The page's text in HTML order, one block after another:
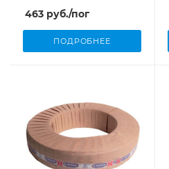
в изоляции ISO4 (6 мм)
цвет красный
463 руб./пог
ПОДРОБНЕЕ